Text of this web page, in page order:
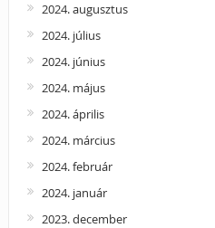
2024. augusztus
2024. július
2024. június
2024. május
2024. április
2024. március
2024. február
2024. január
2023. december